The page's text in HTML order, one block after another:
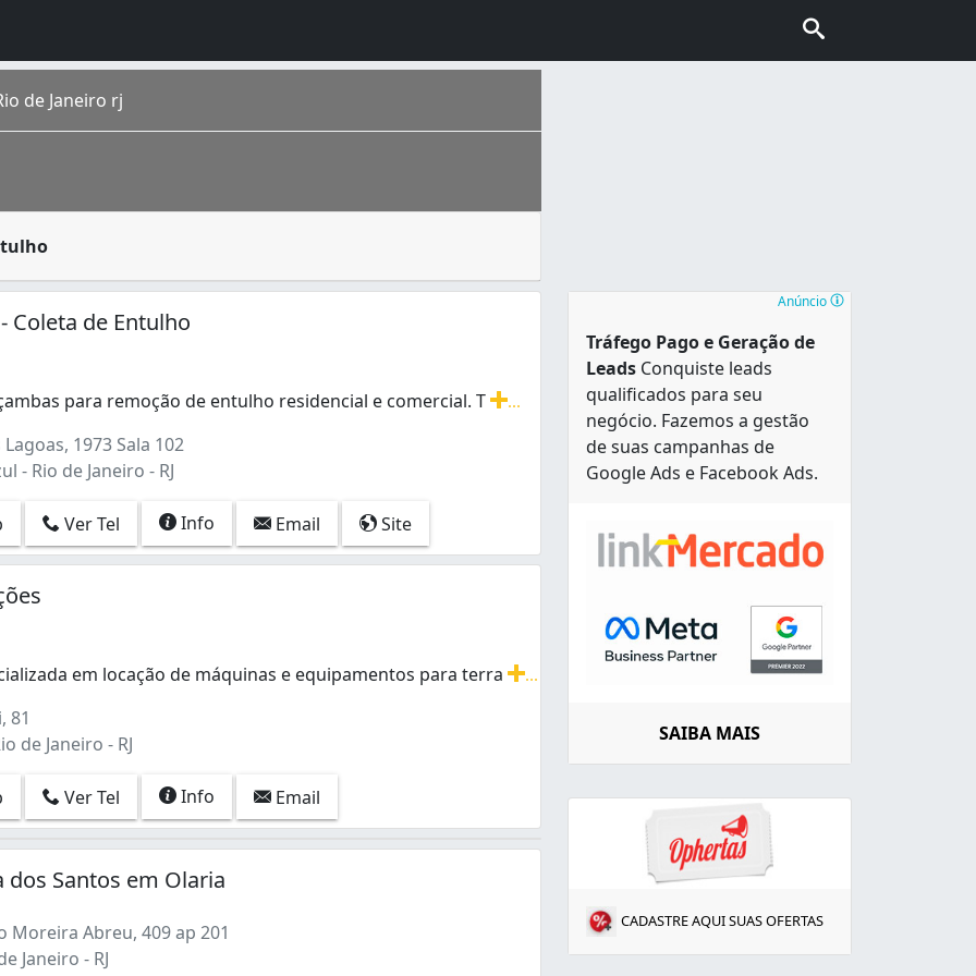
de Janeiro rj
(1)
homônimo fica na região Sudeste do país. É a cidade de mais escolhida pelo turismo internacional no Brasil,
à chamada Zona da Leopoldina, na Zona Norte, fazendo limite com os bairros Ramos, Penha e Complexo do
Coleta de Entulho
para remoção de entulho residencial e comercial. T
para remoção de entulho residencial e comercial. Tradição, agilidade e ótimo atendimento. Faturamos para
1973 Sala 102
- Rio de Janeiro - RJ
Ver Tel Info Email Site
em locação de máquinas e equipamentos para terra
81
de Janeiro - RJ
Ver Tel Info Email
dos Santos em Olaria
Moreira Abreu, 409 ap 201
Janeiro - RJ
Anúncio
Tráfego Pago e Geração de
Leads Conquiste leads
qualificados para seu
negócio. Fazemos a gestão
de suas campanhas de
Google Ads e Facebook Ads.
SAIBA MAIS
CADASTRE AQUI SUAS OFERTAS